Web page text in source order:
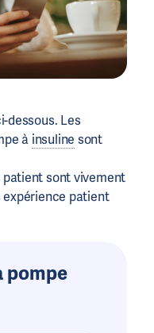
dessous. Les
à insuline sont
sont vivement
patient
pompe